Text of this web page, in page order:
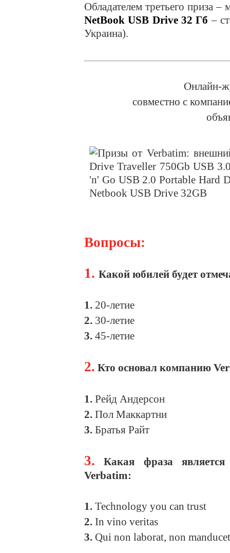
Обладателем третьего приза
NetBook USB Drive 32 Гб –
Украина).
Онлайн-
совместно с
Вопросы:
1. Какой юбилей будет
1. 20-летие
2. 30-летие
3. 45-летие
2. Кто основал компанию
1. Рейд Андерсон
2. Пол Маккартни
3. Братья Райт
3.
Какая фраза
Verbatim:
1. Technology you can trust
2. In vino veritas
3. Qui non laborat, non manducet